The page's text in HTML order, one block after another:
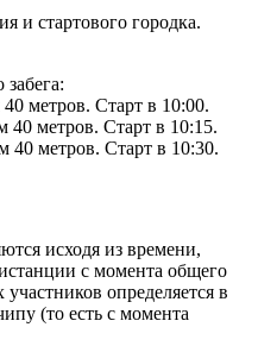
и стартового городка.
метров. Старт в 10:00.
40 метров. Старт в 10:15.
40 метров. Старт в 10:30.
исходя из времени,
с момента общего
определяется в
(то есть с момента